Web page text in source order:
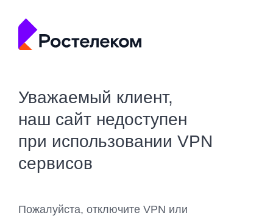
Уважаемый клиент,
наш сайт недоступен
при использовании VPN
сервисов
Пожалуйста, отключите VPN или